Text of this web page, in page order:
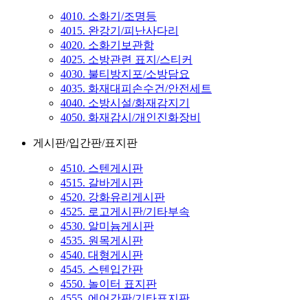
4010. 소화기/조명등
4015. 완강기/피난사다리
4020. 소화기보관함
4025. 소방관련 표지/스티커
4030. 불티방지포/소방담요
4035. 화재대피손수건/안전세트
4040. 소방시설/화재감지기
4050. 화재감시/개인진화장비
게시판/입간판/표지판
4510. 스텐게시판
4515. 갈바게시판
4520. 강화유리게시판
4525. 로고게시판/기타부속
4530. 알미늄게시판
4535. 원목게시판
4540. 대형게시판
4545. 스텐입간판
4550. 놀이터 표지판